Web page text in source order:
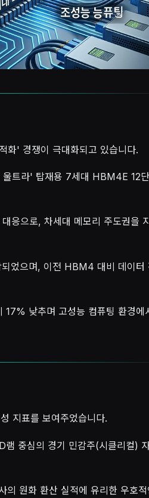
화' 경쟁이 극대화되고 있습니다.
트라' 탑재용 7세대 HBM4E 12
응으로, 차세대 메모리 주도권을
었으며, 이전 HBM4 대비 데이터
낮추며 고성능 컴퓨팅 환경에
지표를 보여주었습니다.
중심의 경기 민감주(시클리컬)
원화 환산 실적에 유리한 우호